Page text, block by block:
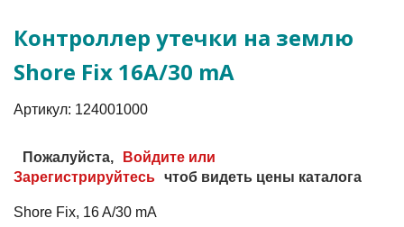
Контроллер утечки на землю
Shore Fix 16A/30 mA
Aртикул: 124001000
Пожалуйста,
Войдите или
Зарегистрируйтесь чтоб видеть цены каталога
Shore Fix, 16 A/30 mA